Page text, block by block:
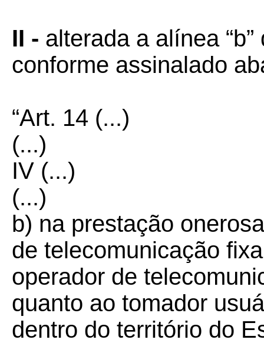
II - alterada a alínea
conforme assinalado
“Art. 14 (...)
(...)
IV (...)
(...)
b) na prestação
de telecomunicação
operador de
quanto ao tomador
dentro do território do